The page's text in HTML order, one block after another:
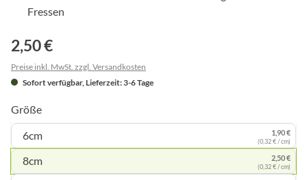
Fressen
2,50 €
Preise inkl. MwSt. zzgl. Versandkosten
Sofort verfügbar, Lieferzeit: 3-6 Tage
Größe
6cm
1,90 €
(0,32 € / cm)
8cm 2,50 €
(0,32 € / cm)